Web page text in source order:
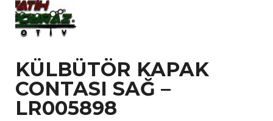
KÜLBÜTÖR KAPAK
CONTASI SAĞ –
LR005898